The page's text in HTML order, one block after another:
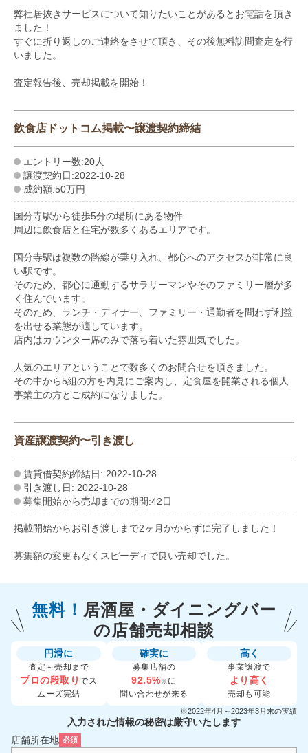
弊社居抜きサービスについて知りたいことがあるとお電話を頂き
ました！
すぐに折り返しのご連絡をさせて頂き、その後無料訪問査定を行
いました。
査定報告後、売却掲載を開始！
飲食店ドットコム掲載〜譲渡契約締結
エントリー数:20人
譲渡契約日:2022-10-28
成約額:50万円
国分寺駅から徒歩5分の場所にある物件
周辺に飲食店と住宅が数多くあるエリアです。
国分寺駅は複数の路線が乗り入れ、都心へのアクセスが非常に良
い駅です。
そのため、都心に通勤するサラリーマンやそのファミリー層が多
く住んでいます。
そのため、ランチ・ディナー、ファミリー・通勤者を問わず利益
を出せる業態が適しています。
店内はカウンター席のみで落ち着いた雰囲気でした。
人気のエリアということで数多くのお問合せを頂きました。
その中から5組の方を内見にご案内し、定食屋を開業される個人
事業主の方とご成約になりました。
資産譲渡契約〜引き渡し
賃貸借契約締結日: 2022-10-28
引き渡し日: 2022-10-28
募集開始から売却までの期間:42日
掲載開始からお引き渡しまで2ヶ月かからずに完了しました！
募集額の変更もなくスピーディで良い売却でした。
無料！ 居酒屋・ダイニングバー
の店舗売却相談
円滑に
査定～売却まで
プロの段取りでス
ムーズ完結
確実に
募集店舗の
92.5%※に
問い合わせが来る
高く
事業譲渡で
より高く
売却も可能
※2022年4月～2023年3月末の実績
入力された情報の秘密は厳守いたします
店舗所在地 必須